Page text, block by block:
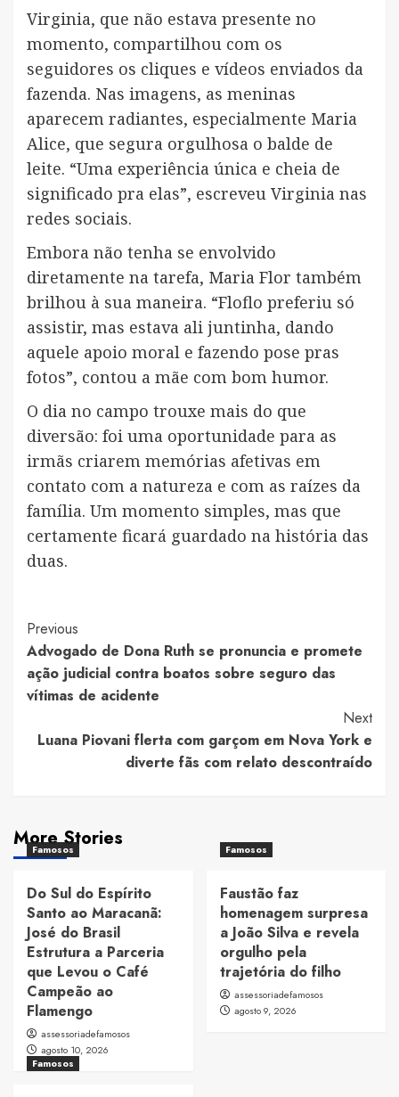
Virginia, que não estava presente no
momento, compartilhou com os
seguidores os cliques e vídeos enviados da
fazenda. Nas imagens, as meninas
aparecem radiantes, especialmente Maria
Alice, que segura orgulhosa o balde de
leite. “Uma experiência única e cheia de
significado pra elas”, escreveu Virginia nas
redes sociais.
Embora não tenha se envolvido
diretamente na tarefa, Maria Flor também
brilhou à sua maneira. “Floflo preferiu só
assistir, mas estava ali juntinha, dando
aquele apoio moral e fazendo pose pras
fotos”, contou a mãe com bom humor.
O dia no campo trouxe mais do que
diversão: foi uma oportunidade para as
irmãs criarem memórias afetivas em
contato com a natureza e com as raízes da
família. Um momento simples, mas que
certamente ficará guardado na história das
duas.
Post
Navigation
Previous
Advogado de Dona Ruth se pronuncia e promete
ação judicial contra boatos sobre seguro das
vítimas de acidente
Next
Luana Piovani flerta com garçom em Nova York e
diverte fãs com relato descontraído
More Stories
Famosos
Do Sul do Espírito
Santo ao Maracanã:
José do Brasil
Estrutura a Parceria
que Levou o Café
Campeão ao
Flamengo
assessoriadefamosos
agosto 10, 2026
Famosos
Faustão faz
homenagem surpresa
a João Silva e revela
orgulho pela
trajetória do filho
assessoriadefamosos
agosto 9, 2026
Famosos